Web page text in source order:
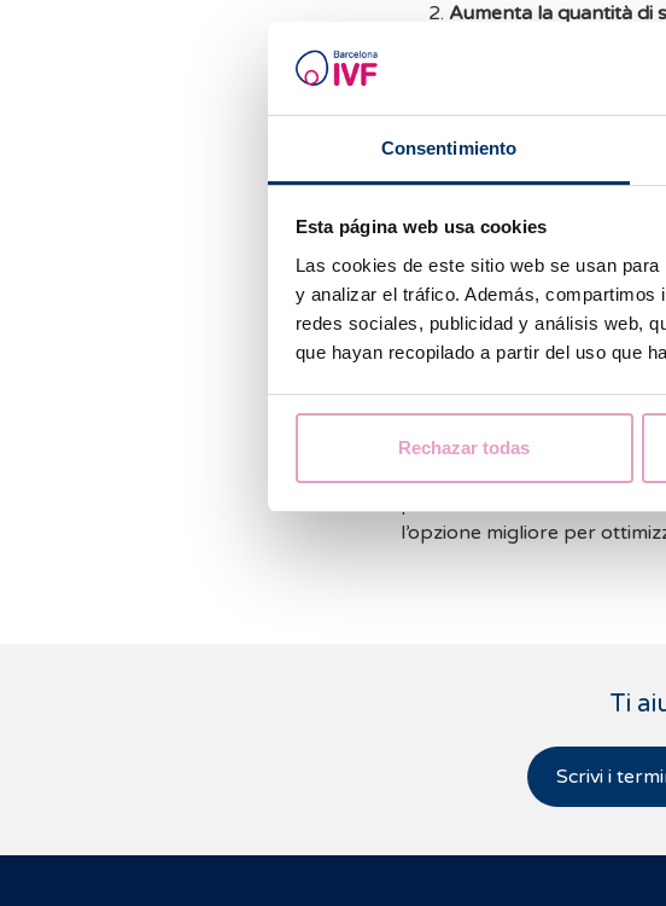
Consentimiento
Esta página web usa cookies
Las cookies de este sitio web se usan
y analizar el tráfico. Además,
redes sociales, publicidad y análisis web,
que hayan recopilado a partir del uso que
Rechazar todas
Aumenta la quantità di
Quando è
un’inseminazione artificiale,
Riposo medico: se il
consiglia il riposo, è
Fastidi pelvici o
sangue dopo l’IA, è
riprendere l’attività
In ogni caso, il miglior
l’opzione migliore per
Ti